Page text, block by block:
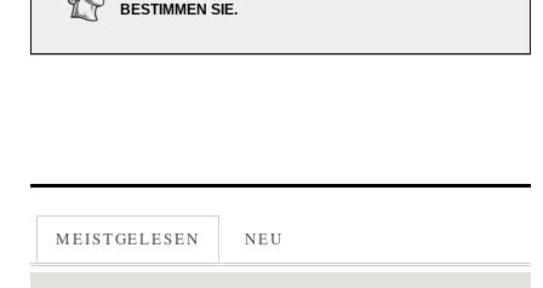
BESTIMMEN SIE.
MEISTGELESEN NEU